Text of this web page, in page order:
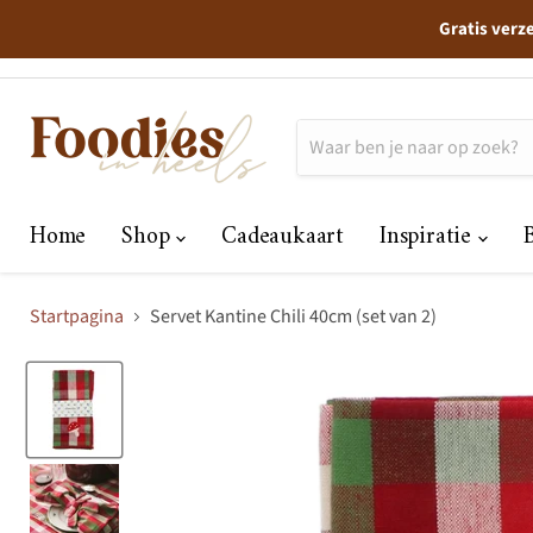
Gratis
Home Shop Cadeaukaart Inspiratie
Startpagina Servet Kantine Chili 40cm (set van 2)